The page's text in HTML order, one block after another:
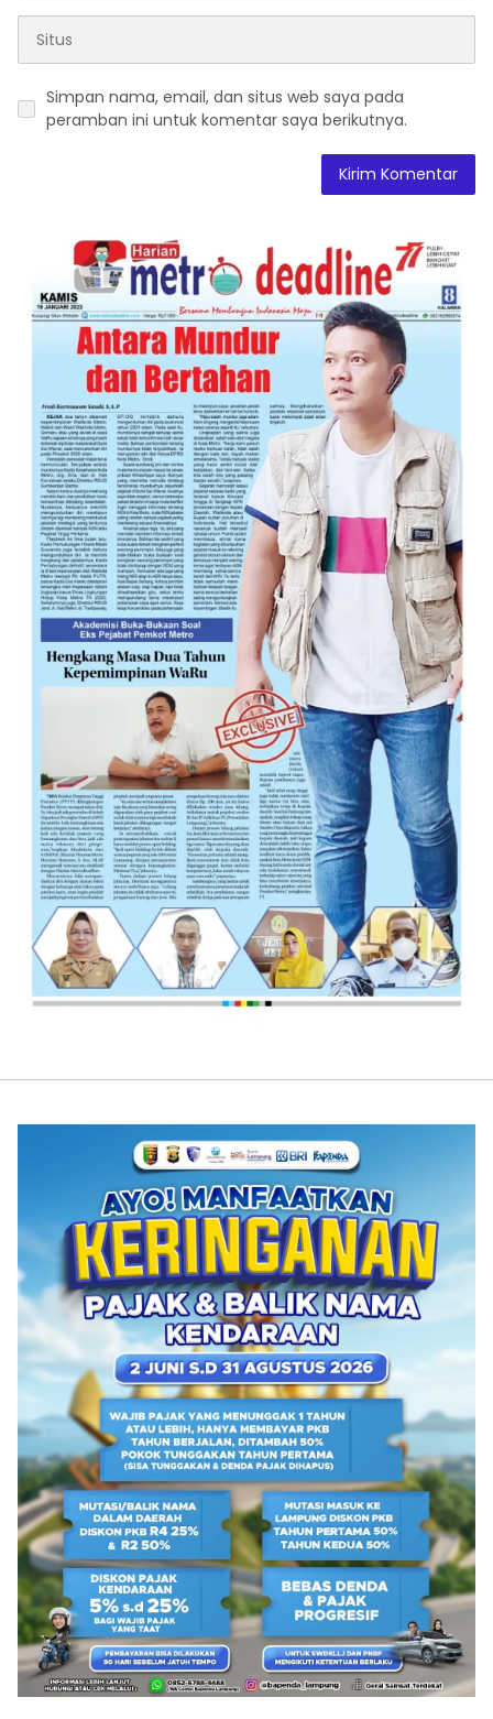
Simpan nama, email, dan situs web saya pada
peramban ini untuk komentar saya berikutnya.